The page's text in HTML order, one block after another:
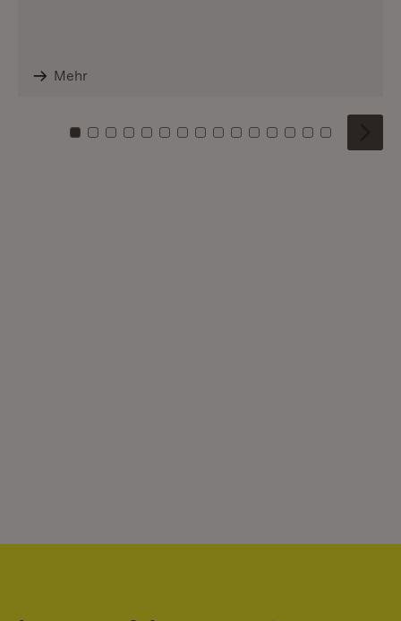
Mehr
Zu Kachel: 0
Zu Kachel: 1
Zu Kachel: 2
Zu Kachel: 3
Zu Kachel: 4
Zu Kachel: 5
Zu Kachel: 6
Zu Kachel: 7
Zu Kachel: 8
Zu Kachel: 9
Zu Kachel: 10
Zu Kachel: 11
Zu Kachel: 12
Zu Kachel:
Zu